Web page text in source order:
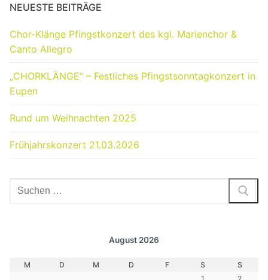
NEUESTE BEITRÄGE
Chor-Klänge Pfingstkonzert des kgl. Marienchor &
Canto Allegro
„CHORKLÄNGE“ – Festliches Pfingstsonntagkonzert in
Eupen
Rund um Weihnachten 2025
Frühjahrskonzert 21.03.2026
Suchen
nach:
August 2026
M D M D F S
S